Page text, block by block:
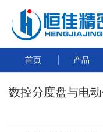
首页 产品
数控分度盘与电